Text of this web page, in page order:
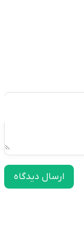
ارسال دیدگاه